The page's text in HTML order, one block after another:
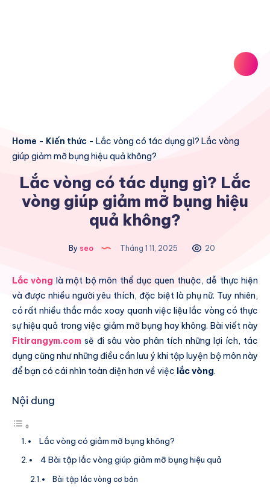
Home - Kiến thức - Lắc vòng có tác dụng gì? Lắc vòng
giúp giảm mỡ bụng hiệu quả không?
Lắc vòng có tác dụng gì? Lắc
vòng giúp giảm mỡ bụng hiệu
quả không?
By seo Tháng 1 11, 2025 20
Lắc vòng là một bộ môn thể dục quen thuộc, dễ thực hiện
và được nhiều người yêu thích, đặc biệt là phụ nữ. Tuy nhiên,
có rất nhiều thắc mắc xoay quanh việc liệu lắc vòng có thực
sự hiệu quả trong việc giảm mỡ bụng hay không. Bài viết này
Fitirangym.com sẽ đi sâu vào phân tích những lợi ích, tác
dụng cũng như những điều cần lưu ý khi tập luyện bộ môn này
để bạn có cái nhìn toàn diện hơn về việc lắc vòng.
Nội dung
Lắc vòng có giảm mỡ bụng không?
4 Bài tập lắc vòng giúp giảm mỡ bụng hiệu quả
Bài tập lắc vòng cơ bản